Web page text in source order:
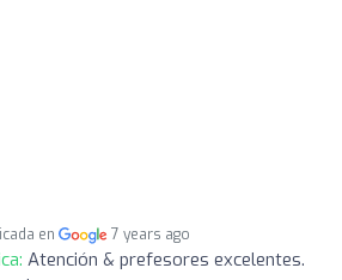
en 7 years ago
Atención & prefesores excelentes.